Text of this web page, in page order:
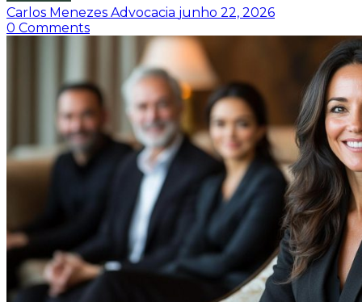
Carlos Menezes Advocacia junho 22, 2026
0 Comments